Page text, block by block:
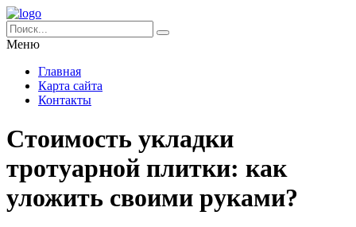
Меню
Главная
Карта сайта
Контакты
Стоимость укладки
тротуарной плитки: как
уложить своими руками?